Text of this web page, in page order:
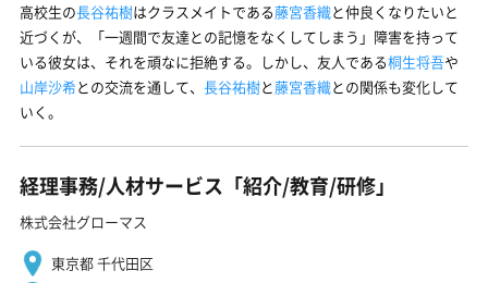
高校生の長谷祐樹はクラスメイトである藤宮香織と仲良くなりたいと
近づくが、「一週間で友達との記憶をなくしてしまう」障害を持って
いる彼女は、それを頑なに拒絶する。しかし、友人である桐生将吾や
山岸沙希との交流を通して、 長谷祐樹と藤宮香織との関係も変化して
いく。
経理事務/人材サービス「紹介/教育/研修」
株式会社グローマス
東京都 千代田区